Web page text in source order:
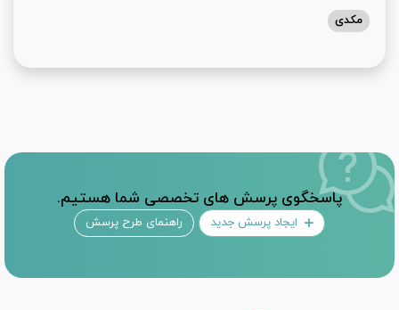
مکدی
پاسخگوی پرسش های تخصصی شما هستیم.
ایجاد پرسش جدید راهنمای طرح پرسش